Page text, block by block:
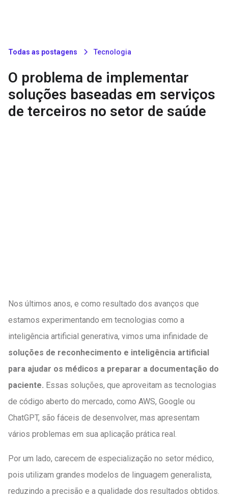
Todas as postagens Tecnologia
O problema de implementar
soluções baseadas em serviços
de terceiros no setor de saúde
Nos últimos anos, e como resultado dos avanços que
estamos experimentando em tecnologias como a
inteligência artificial generativa, vimos uma infinidade de
soluções de reconhecimento e inteligência artificial
para ajudar os médicos a preparar a documentação do
paciente. Essas soluções, que aproveitam as tecnologias
de código aberto do mercado, como AWS, Google ou
ChatGPT, são fáceis de desenvolver, mas apresentam
vários problemas em sua aplicação prática real.
Por um lado, carecem de especialização no setor médico,
pois utilizam grandes modelos de linguagem generalista,
reduzindo a precisão e a qualidade dos resultados obtidos.